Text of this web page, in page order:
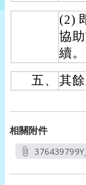
(2)
協
續。
五、
其
相關附件